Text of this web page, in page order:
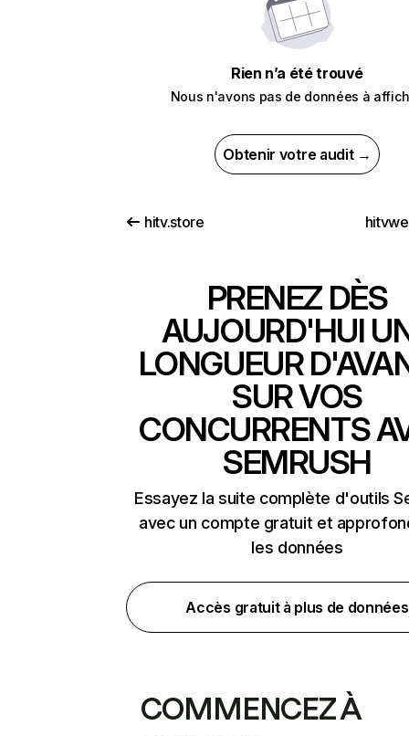
Rien n’a été trouvé
Nous n'avons pas de données à
Obtenir votre audit →
hitv.store
PRENEZ DÈS
AUJOURD'HUI
LONGUEUR
SUR VOS
CONCURRENTS
SEMRUSH
Essayez la suite complète d'outils
avec un compte gratuit et
les données
Accès gratuit à plus de données
COMMENCEZ À